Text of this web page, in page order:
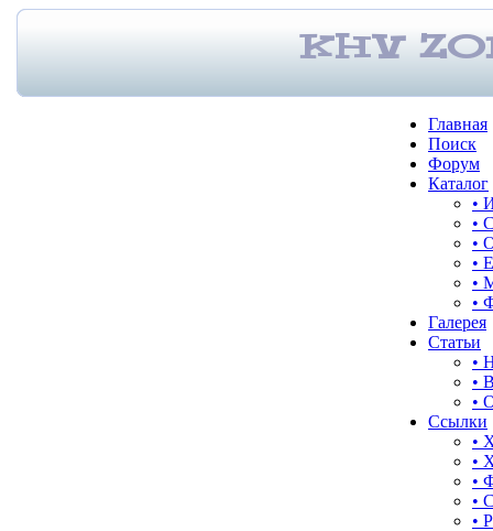
Главная
Поиск
Форум
Каталог
•
•
•
•
•
•
Галерея
Статьи
•
•
•
Ссылки
•
•
•
•
•